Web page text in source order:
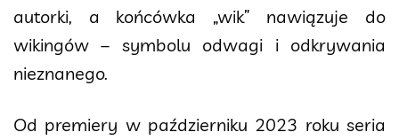
autorki, a końcówka „wik” nawiązuje do
wikingów – symbolu odwagi i odkrywania
nieznanego.
Od premiery w październiku 2023 roku seria